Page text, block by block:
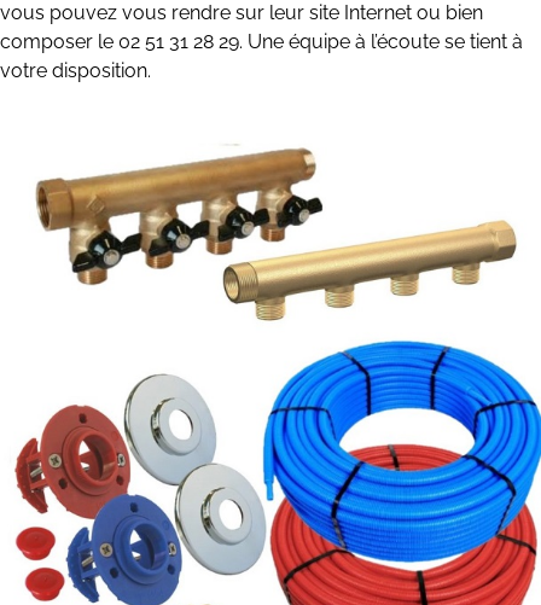
vous pouvez vous rendre sur leur site Internet ou bien
composer le 02 51 31 28 29. Une équipe à l’écoute se tient à
votre disposition.